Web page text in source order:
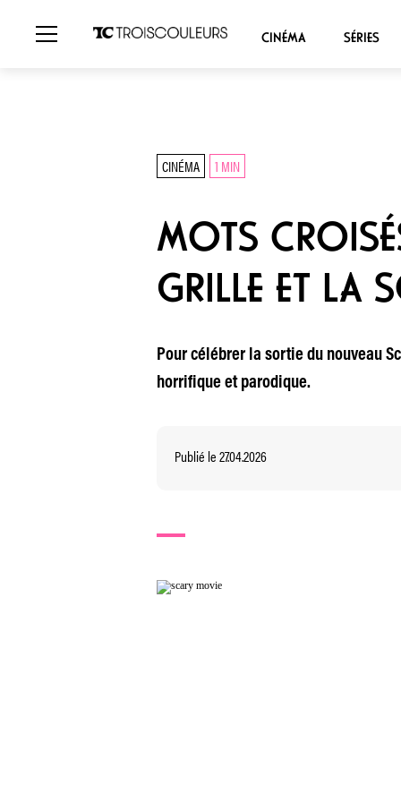
CINÉMA SÉRIES
CINÉMA 1 MIN
MOTS
GRILLE ET LA
Pour célébrer la sortie du nouveau
horrifique et parodique.
Publié le 27.04.2026